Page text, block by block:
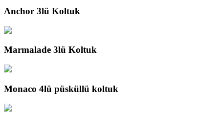
Anchor 3lü Koltuk
Marmalade 3lü Koltuk
Monaco 4lü püsküllü koltuk